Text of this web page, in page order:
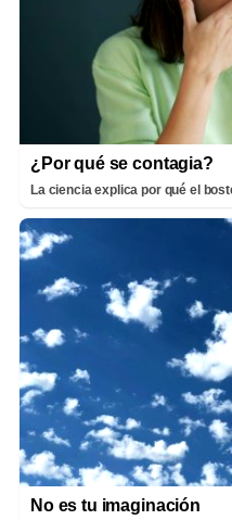
¿Por qué se contagia?
La ciencia explica por qué el
No es tu imaginación